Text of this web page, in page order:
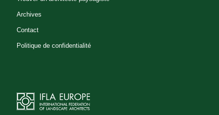
Archives
Contact
Politique de confidentialité